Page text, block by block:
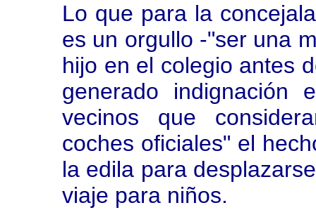
Lo que para la
es un orgullo -"ser una
hijo en el colegio antes
generado indignación
vecinos que
coches oficiales" el
la edila para
viaje para niños.